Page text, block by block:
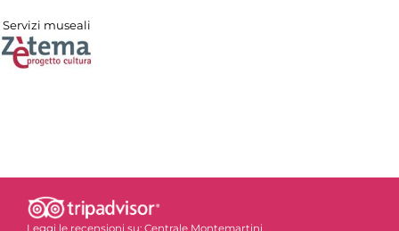
Servizi museali
Leggi le recensioni su: Centrale Montemartini